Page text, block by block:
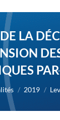
LA
PAR
2019